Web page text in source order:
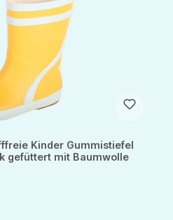
Kinder Gummistiefel
gefüttert mit Baumwolle